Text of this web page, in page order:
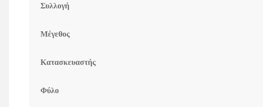
Συλλογή
Μέγεθος
Κατασκευαστής
Φύλο